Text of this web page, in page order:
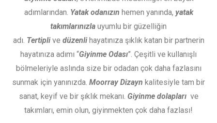
adımlarından. Yatak odanızın hemen yanında, yatak
takımlarınızla uyumlu bir güzelliğin
adı. Tertiplive düzenlihayatınıza şıklık katan bir partnerin
hayatınıza adımı “Giyinme Odası”. Çeşitli ve kullanışlı
bölmeleriyle aslında size bir odadan çok daha fazlasını
sunmak için yanınızda. Moorray Dizayn kalitesiyle tam bir
sanat, keyif ve bir şıklık mekanı. Giyinme dolapları ve
takımları, emin olun, giyinmekten çok daha fazlası!